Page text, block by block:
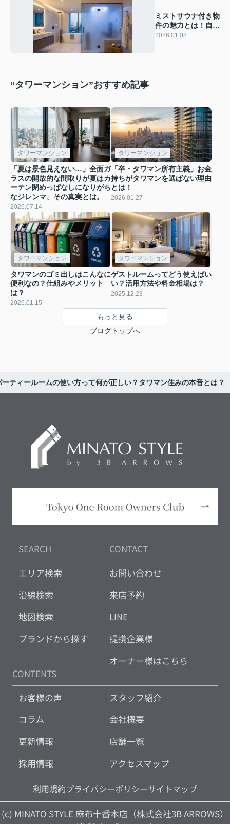
ミストサウナ付き物
件の魅力とは！自宅
で楽しめる方法や費
2026.01.08
”タワーマンション”おすすめ記事
タワーマンション
「夏は景色見えない…」全面ガ
ラスの開放的な間取りが夏はカ
ーテン閉めっぱなしになりがち
なジレンマ、その真実とは。
2026.07.14
タワーマンション
「卒・タワマン所有主義」お金
持ちがタワマンを選ばない理由
とは！
2026.01.27
タワーマンション
タワマンのゴミ出しはこんなに
便利なの？仕組みやメリット
は？
2026.01.15
タワーマンション
ゲストルームってどう使えばい
い？活用方法や料金相場は？
2025.12.23
もっと見る
ブログトップへ
ーティールームの使い方って何が正しい？タワマン住みの本音とは？
SEARCH
エリア検索
沿線検索
地図検索
ブランドから探す
CONTACT
お問い合わせ
来店予約
LINE
提携企業様
オーナー様はこちら
CONTENTS
お客様の声
コラム
更新情報
採用情報
スタッフ紹介
会社概要
店舗一覧
アクセスマップ
利用規約プライバシーポリシーサイトマップ
(c) MINATO STYLE 麻布十番本店（株式会社3B ARROWS）